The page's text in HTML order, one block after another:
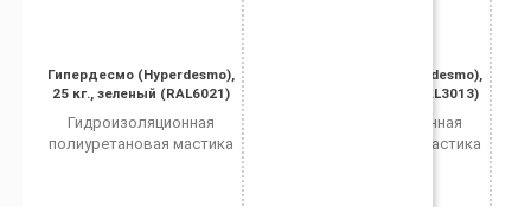
Гипердесмо (Hyperdesmo),
25 кг., зеленый (RAL6021)
Гидроизоляционная
полиуретановая мастика
Гипердесмо (Hyperdesmo),
25 кг., красный (RAL3013)
Гидроизоляционная
полиуретановая мастика